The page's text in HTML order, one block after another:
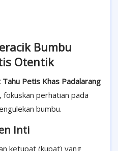
Bumbu
Otentik
Tahu Petis Khas Padalarang
perhatian pada
bumbu.
Inti
ketupat (kupat) yang